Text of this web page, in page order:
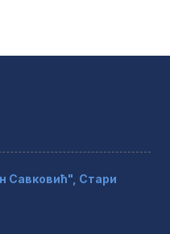
Савковић", Стари